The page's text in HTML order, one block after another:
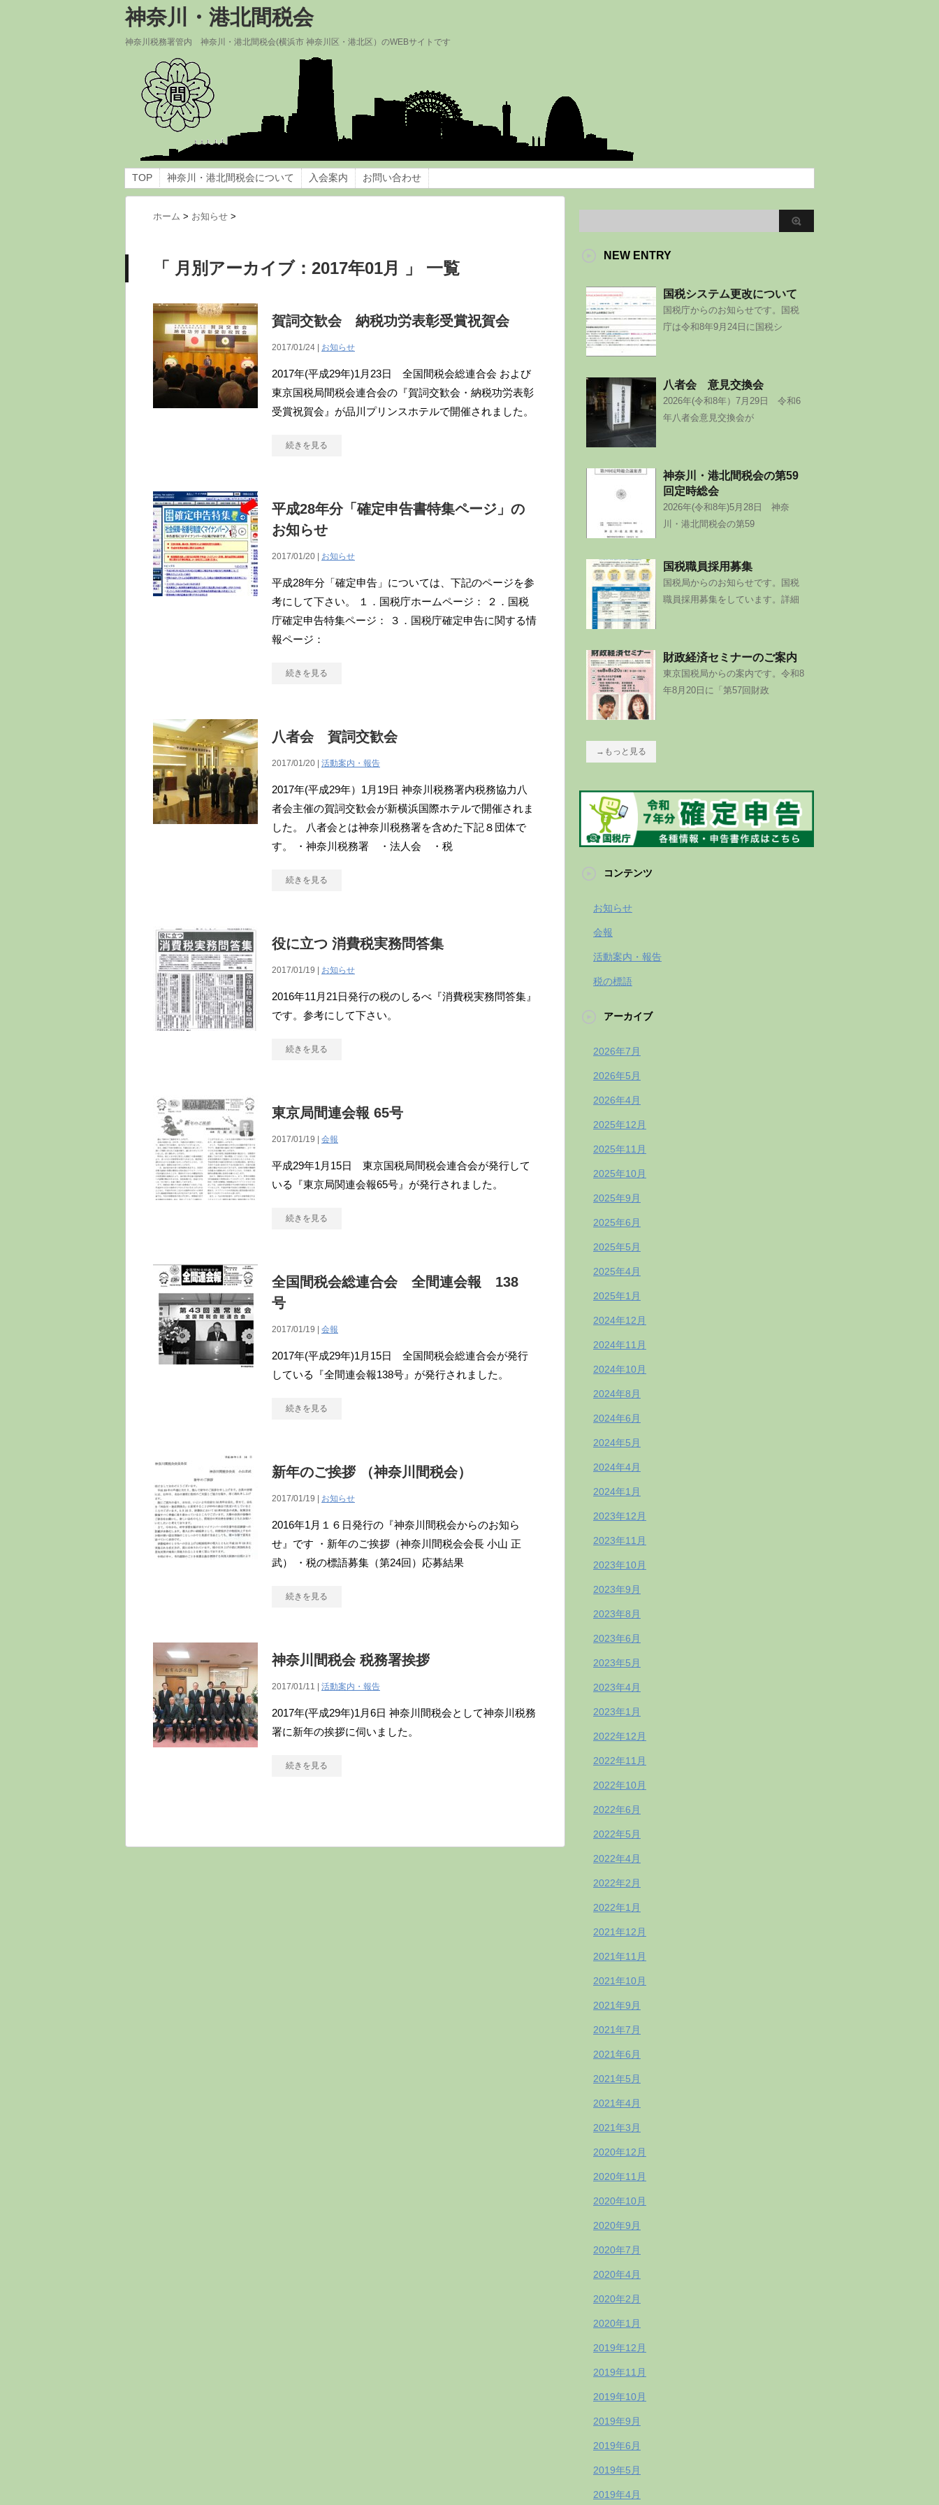
神奈川・港北間税会
神奈川税務署管内 神奈川・港北間税会(横浜市 神奈川区・港北区）のWEBサイトです
TOP 神奈川・港北間税会について 入会案内 お問い合わせ
ホーム > お知らせ >
「 月別アーカイブ：2017年01月 」 一覧
賀詞交歓会 納税功労表彰受賞祝賀会
2017/01/24 | お知らせ
2017年(平成29年)1月23日 全国間税会総連合会 および
東京国税局間税会連合会の『賀詞交歓会・納税功労表彰
受賞祝賀会』が品川プリンスホテルで開催されました。
続きを見る
平成28年分「確定申告書特集ページ」の
お知らせ
2017/01/20 | お知らせ
平成28年分「確定申告」については、下記のページを参
考にして下さい。 １．国税庁ホームページ： ２．国税
庁確定申告特集ページ： ３．国税庁確定申告に関する情
報ページ：
続きを見る
八者会 賀詞交歓会
2017/01/20 | 活動案内・報告
2017年(平成29年）1月19日 神奈川税務署内税務協力八
者会主催の賀詞交歓会が新横浜国際ホテルで開催されま
した。 八者会とは神奈川税務署を含めた下記８団体で
す。 ・神奈川税務署 ・法人会 ・税
続きを見る
役に立つ 消費税実務問答集
2017/01/19 | お知らせ
2016年11月21日発行の税のしるべ『消費税実務問答集』
です。参考にして下さい。
続きを見る
東京局間連会報 65号
2017/01/19 | 会報
平成29年1月15日 東京国税局間税会連合会が発行して
いる『東京局関連会報65号』が発行されました。
続きを見る
全国間税会総連合会 全間連会報 138
号
2017/01/19 | 会報
2017年(平成29年)1月15日 全国間税会総連合会が発行
している『全間連会報138号』が発行されました。
続きを見る
新年のご挨拶 （神奈川間税会）
2017/01/19 | お知らせ
2016年1月１６日発行の『神奈川間税会からのお知ら
せ』です ・新年のご挨拶（神奈川間税会会長 小山 正
武） ・税の標語募集（第24回）応募結果
続きを見る
神奈川間税会 税務署挨拶
2017/01/11 | 活動案内・報告
2017年(平成29年)1月6日 神奈川間税会として神奈川税務
署に新年の挨拶に伺いました。
続きを見る
NEW ENTRY
国税システム更改について
国税庁からのお知らせです。国税
庁は令和8年9月24日に国税シ
八者会 意見交換会
2026年(令和8年）7月29日 令和6
年八者会意見交換会が
神奈川・港北間税会の第59
回定時総会
2026年(令和8年)5月28日 神奈
川・港北間税会の第59
国税職員採用募集
国税局からのお知らせです。国税
職員採用募集をしています。詳細
財政経済セミナーのご案内
東京国税局からの案内です。令和8
年8月20日に「第57回財政
→もっと見る
コンテンツ
お知らせ
会報
活動案内・報告
税の標語
アーカイブ
2026年7月
2026年5月
2026年4月
2025年12月
2025年11月
2025年10月
2025年9月
2025年6月
2025年5月
2025年4月
2025年1月
2024年12月
2024年11月
2024年10月
2024年8月
2024年6月
2024年5月
2024年4月
2024年1月
2023年12月
2023年11月
2023年10月
2023年9月
2023年8月
2023年6月
2023年5月
2023年4月
2023年1月
2022年12月
2022年11月
2022年10月
2022年6月
2022年5月
2022年4月
2022年2月
2022年1月
2021年12月
2021年11月
2021年10月
2021年9月
2021年7月
2021年6月
2021年5月
2021年4月
2021年3月
2020年12月
2020年11月
2020年10月
2020年9月
2020年7月
2020年4月
2020年2月
2020年1月
2019年12月
2019年11月
2019年10月
2019年9月
2019年6月
2019年5月
2019年4月